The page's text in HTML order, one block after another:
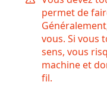
permet de
vous. Si vous
sens, vous
machine et
fil.